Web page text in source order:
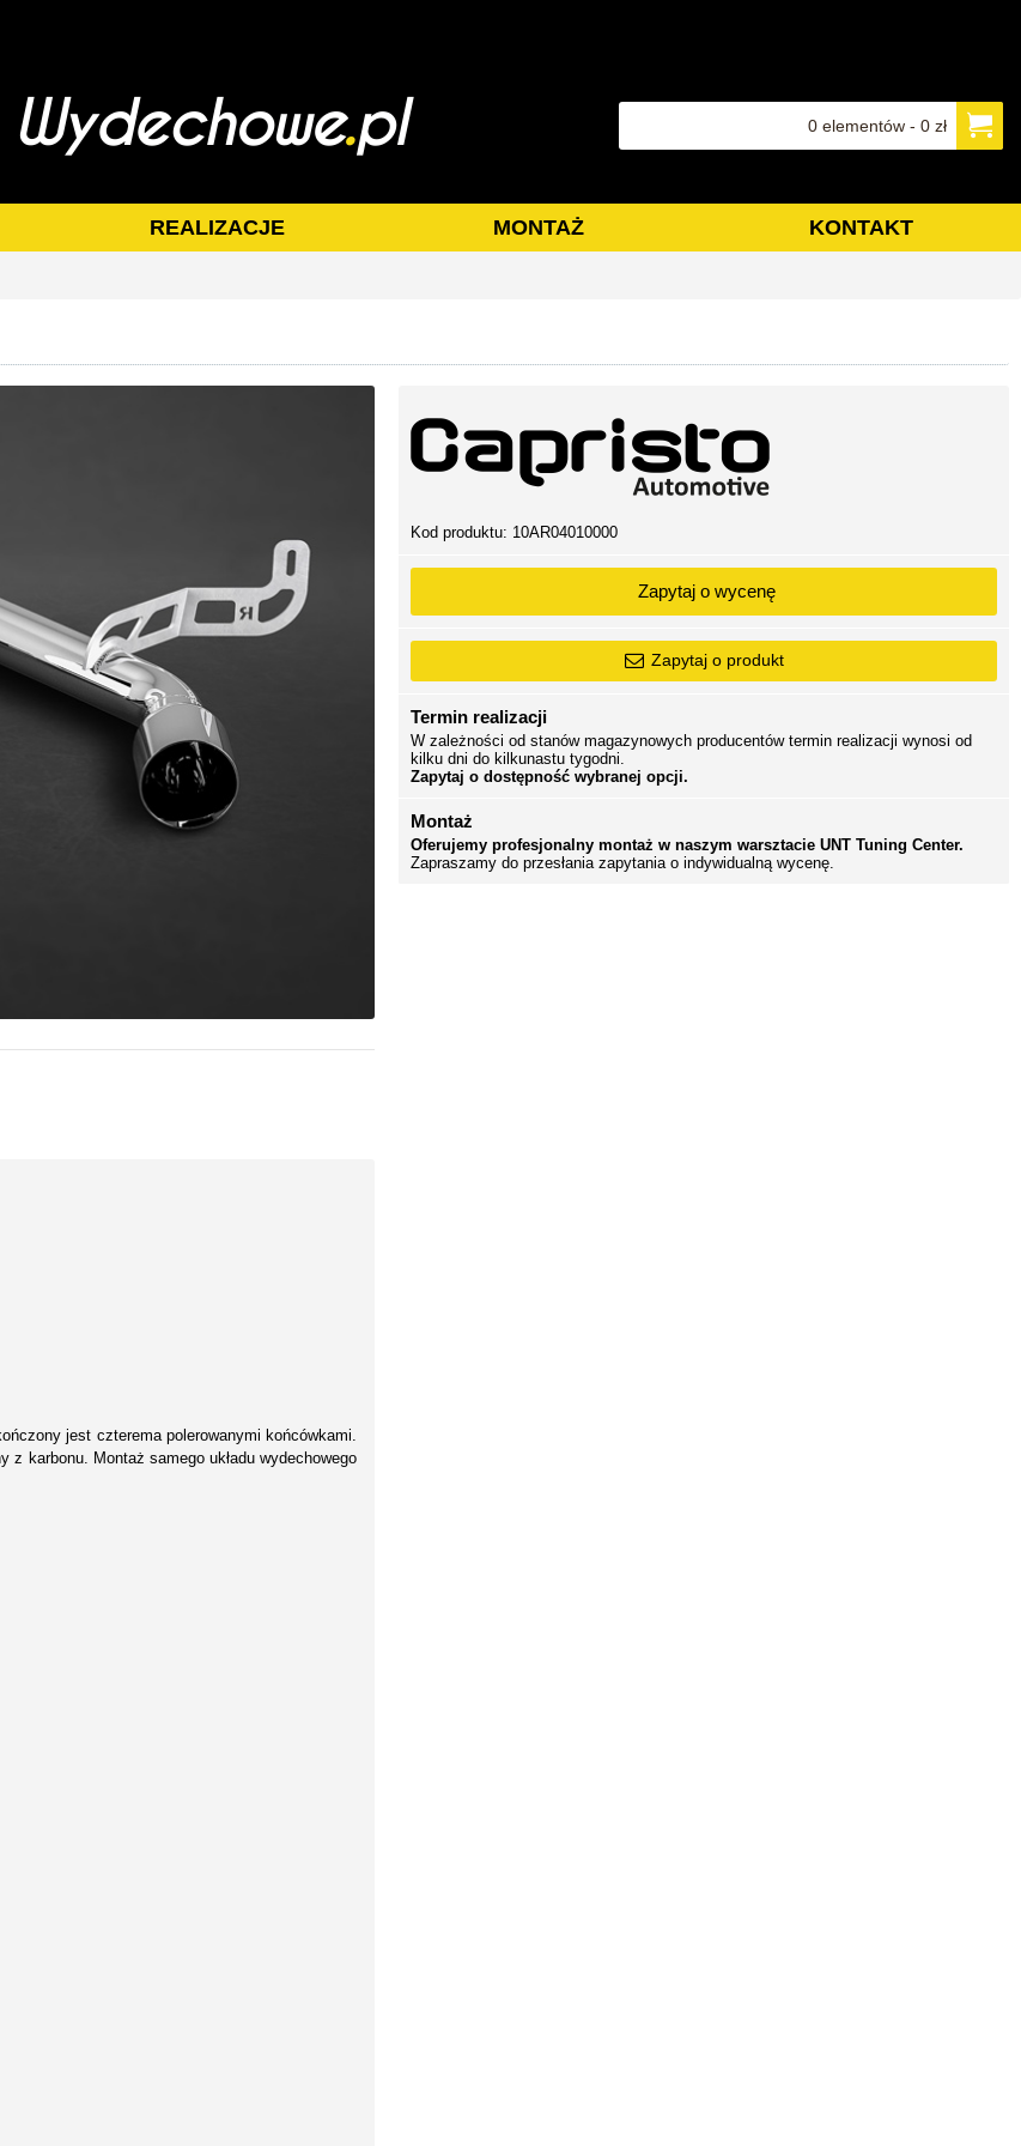
0 elementów - 0 zł
REALIZACJE MONTAŻ KONTAKT
jest czterema polerowanymi końcówkami.
karbonu. Montaż samego układu wydechowego
Kod produktu: 10AR04010000
Zapytaj o wycenę
Zapytaj o produkt
Termin realizacji
W zależności od stanów magazynowych producentów termin realizacji wynosi od
kilku dni do kilkunastu tygodni.
Zapytaj o dostępność wybranej opcji.
Montaż
Oferujemy profesjonalny montaż w naszym warsztacie UNT Tuning Center.
Zapraszamy do przesłania zapytania o indywidualną wycenę.